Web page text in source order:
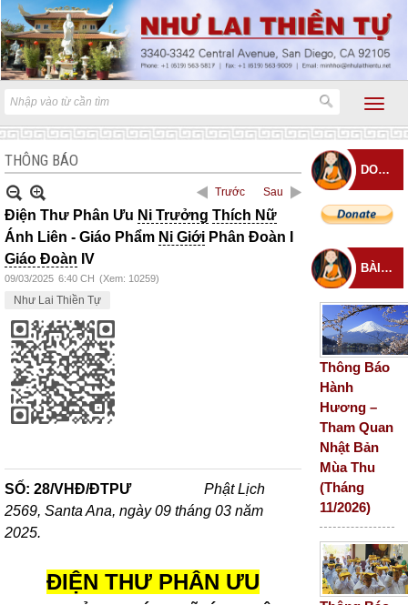
THÔNG BÁO
Trước Sau
Điện Thư Phân Ưu Ni Trưởng Thích Nữ
Ánh Liên - Giáo Phẩm Ni Giới Phân Đoàn I
Giáo Đoàn IV
09/03/2025 6:40 CH (Xem: 10259)
Như Lai Thiền Tự
SỐ: 28/VHĐ/ĐTPƯ Phật Lịch
2569, Santa Ana, ngày 09 tháng 03 năm
2025.
ĐIỆN THƯ PHÂN ƯU
DONATE
BÀI ĐĂNG MỚI
Thông Báo
Hành
Hương –
Tham Quan
Nhật Bản
Mùa Thu
(Tháng
11/2026)